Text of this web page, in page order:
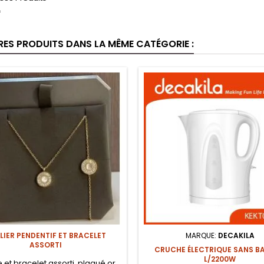
PRODUITS DANS LA MÊME CATÉGORIE :
PENDENTIF ET BRACELET
ASSORTI
MARQUE: DECAKILA
CRUCHE ÉLECTRIQUE SANS
L/2200W